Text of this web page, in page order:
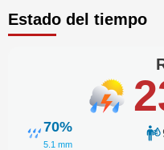
Estado del tiempo
70%
5.1 mm